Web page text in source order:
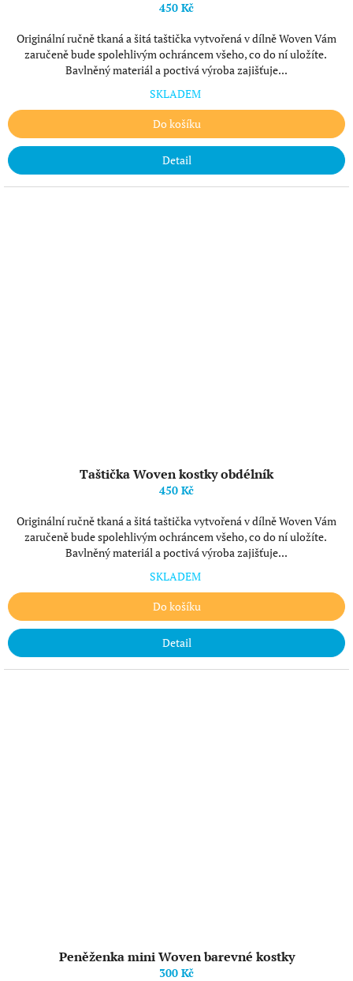
450 Kč
Originální ručně tkaná a šitá taštička vytvořená v dílně Woven Vám
zaručeně bude spolehlivým ochráncem všeho, co do ní uložíte.
Bavlněný materiál a poctivá výroba zajišťuje...
SKLADEM
Do košíku
Detail
Taštička Woven kostky obdélník
450 Kč
Originální ručně tkaná a šitá taštička vytvořená v dílně Woven Vám
zaručeně bude spolehlivým ochráncem všeho, co do ní uložíte.
Bavlněný materiál a poctivá výroba zajišťuje...
SKLADEM
Do košíku
Detail
Peněženka mini Woven barevné kostky
300 Kč